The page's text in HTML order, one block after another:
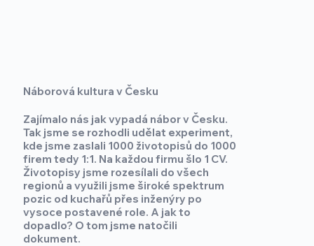
Náborová kultura v Česku
Zajímalo nás jak vypadá nábor v Česku.
Tak jsme se rozhodli udělat experiment,
kde jsme zaslali 1000 životopisů do 1000
firem tedy 1:1. Na každou firmu šlo 1 CV.
Životopisy jsme rozesílali do všech
regionů a využili jsme široké spektrum
pozic od kuchařů přes inženýry po
vysoce postavené role. A jak to
dopadlo? O tom jsme natočili
dokument.